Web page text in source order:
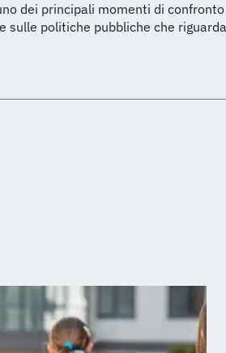
dei principali momenti di
sulle politiche pubbliche che